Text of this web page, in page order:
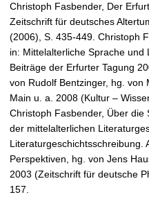
Christoph Fasbender, Der
Zeitschrift für deutsches
(2006), S. 435-449. Christoph
in: Mittelalterliche Sprache
Beiträge der Erfurter Tagung
von Rudolf Bentzinger, hg.
Main u. a. 2008 (Kultur –
Christoph Fasbender, Über
der mittelalterlichen
Literaturgeschichtsschreibung.
Perspektiven, hg. von Jens
2003 (Zeitschrift für deutsche
157.